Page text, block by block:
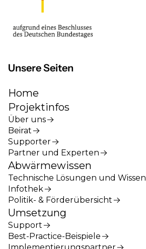
Unsere Seiten
Home
Projektinfos
Über uns
Beirat
Supporter
Partner und Experten
Abwärmewissen
Technische Lösungen und Wissen
Infothek
Politik- & Förderübersicht
Umsetzung
Support
Best-Practice-Beispiele